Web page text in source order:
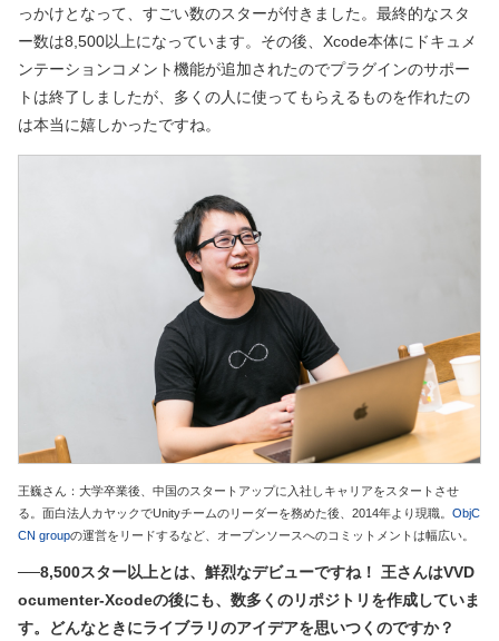
っかけとなって、すごい数のスターが付きました。最終的なスタ
ー数は8,500以上になっています。その後、Xcode本体にドキュメ
ンテーションコメント機能が追加されたのでプラグインのサポー
トは終了しましたが、多くの人に使ってもらえるものを作れたの
は本当に嬉しかったですね。
王巍さん：大学卒業後、中国のスタートアップに入社しキャリアをスタートさせ
る。面白法人カヤックでUnityチームのリーダーを務めた後、2014年より現職。 ObjC
CN groupの運営をリードするなど、オープンソースへのコミットメントは幅広い。
──8,500スター以上とは、鮮烈なデビューですね！ 王さんはVVD
ocumenter-Xcodeの後にも、数多くのリポジトリを作成していま
す。どんなときにライブラリのアイデアを思いつくのですか？